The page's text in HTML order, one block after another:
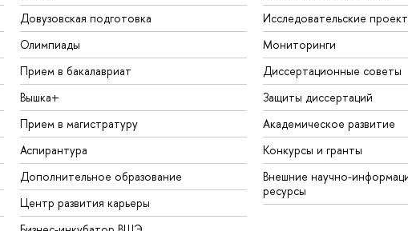
Довузовская подготовка
Олимпиады
Прием в бакалавриат
Вышка+
Прием в магистратуру
Аспирантура
Дополнительное образование
Центр развития карьеры
Исследовательские
Мониторинги
Диссертационные советы
Защиты диссертаций
Академическое развитие
Конкурсы и гранты
Внешние научно-
ресурсы